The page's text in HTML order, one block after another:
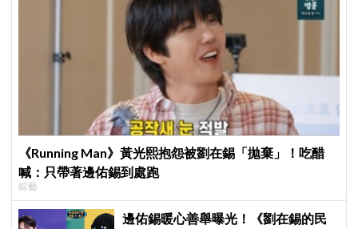
《Running Man》黃光熙抱怨被劉在錫「拋棄」！吃醋
喊：只帶著邊佑錫到處跑
綜藝
邊佑錫暖心善舉曝光！《劉在錫的民